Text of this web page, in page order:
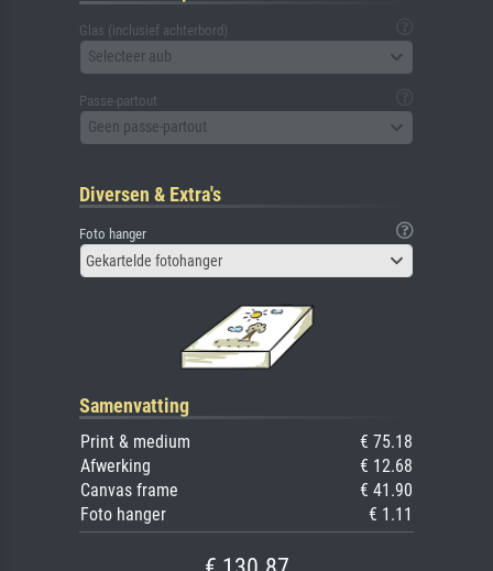
Glas (inclusief achterbord)
Selecteer aub
Passe-partout
Geen passe-partout
Diversen & Extra's
Foto hanger
Gekartelde fotohanger
Samenvatting
Print & medium
€ 75.18
Afwerking
€ 12.68
Canvas frame
€ 41.90
Foto hanger
€ 1.11